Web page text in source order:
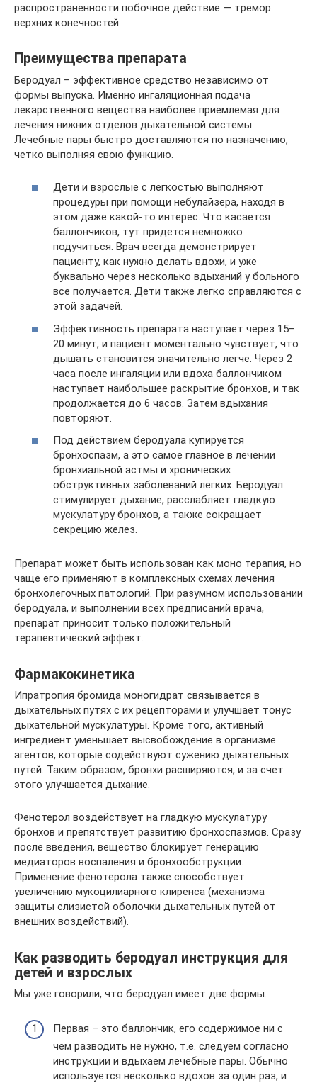
распространенности побочное действие — тремор
верхних конечностей.
Преимущества препарата
Беродуал – эффективное средство независимо от
формы выпуска. Именно ингаляционная подача
лекарственного вещества наиболее приемлемая для
лечения нижних отделов дыхательной системы.
Лечебные пары быстро доставляются по назначению,
четко выполняя свою функцию.
Дети и взрослые с легкостью выполняют
процедуры при помощи небулайзера, находя в
этом даже какой-то интерес. Что касается
баллончиков, тут придется немножко
подучиться. Врач всегда демонстрирует
пациенту, как нужно делать вдохи, и уже
буквально через несколько вдыханий у больного
все получается. Дети также легко справляются с
этой задачей.
Эффективность препарата наступает через 15–
20 минут, и пациент моментально чувствует, что
дышать становится значительно легче. Через 2
часа после ингаляции или вдоха баллончиком
наступает наибольшее раскрытие бронхов, и так
продолжается до 6 часов. Затем вдыхания
повторяют.
Под действием беродуала купируется
бронхоспазм, а это самое главное в лечении
бронхиальной астмы и хронических
обструктивных заболеваний легких. Беродуал
стимулирует дыхание, расслабляет гладкую
мускулатуру бронхов, а также сокращает
секрецию желез.
Препарат может быть использован как моно терапия, но
чаще его применяют в комплексных схемах лечения
бронхолегочных патологий. При разумном использовании
беродуала, и выполнении всех предписаний врача,
препарат приносит только положительный
терапевтический эффект.
Фармакокинетика
Ипратропия бромида моногидрат связывается в
дыхательных путях с их рецепторами и улучшает тонус
дыхательной мускулатуры. Кроме того, активный
ингредиент уменьшает высвобождение в организме
агентов, которые содействуют сужению дыхательных
путей. Таким образом, бронхи расширяются, и за счет
этого улучшается дыхание.
Фенотерол воздействует на гладкую мускулатуру
бронхов и препятствует развитию бронхоспазмов. Сразу
после введения, вещество блокирует генерацию
медиаторов воспаления и бронхообструкции.
Применение фенотерола также способствует
увеличению мукоцилиарного клиренса (механизма
защиты слизистой оболочки дыхательных путей от
внешних воздействий).
Как разводить беродуал инструкция для
детей и взрослых
Мы уже говорили, что беродуал имеет две формы.
Первая – это баллончик, его содержимое ни с
чем разводить не нужно, т.е. следуем согласно
инструкции и вдыхаем лечебные пары. Обычно
используется несколько вдохов за один раз, и